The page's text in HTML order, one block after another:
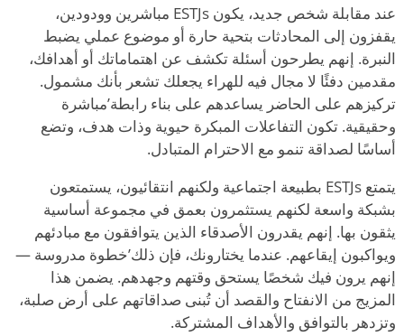
عند مقابلة شخص جديد، يكون ESTJs مباشرين وودودين،
يقفزون إلى المحادثات بتحية حارة أو موضوع عملي يضبط
النبرة. إنهم يطرحون أسئلة تكشف عن اهتماماتك أو أهدافك،
مقدمين دفئًا لا مجال فيه للهراء يجعلك تشعر بأنك مشمول.
تركيزهم على الحاضر يساعدهم على بناء رابطة’مباشرة
وحقيقية. تكون التفاعلات المبكرة حيوية وذات هدف، وتضع
أساسًا لصداقة تنمو مع الاحترام المتبادل.
يتمتع ESTJs بطبيعة اجتماعية ولكنهم انتقائيون، يستمتعون
بشبكة واسعة لكنهم يستثمرون بعمق في مجموعة أساسية
يثقون بها. إنهم يقدرون الأصدقاء الذين يتوافقون مع مبادئهم
ويواكبون إيقاعهم. عندما يختارونك، فإن ذلك’خطوة مدروسة —
إنهم يرون فيك شخصًا يستحق وقتهم وجهدهم. يضمن هذا
المزيج من الانفتاح والقصد أن تُبنى صداقاتهم على أرض صلبة،
وتزدهر بالتوافق والأهداف المشتركة.